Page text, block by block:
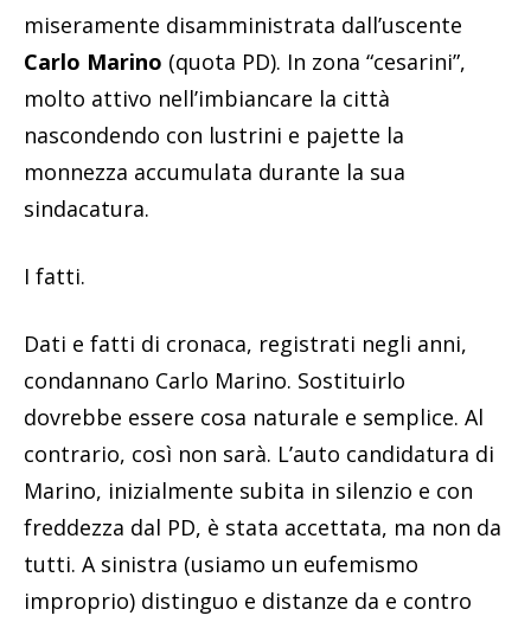
miseramente disamministrata dall’uscente
Carlo Marino (quota PD). In zona “cesarini”,
molto attivo nell’imbiancare la città
nascondendo con lustrini e pajette la
monnezza accumulata durante la sua
sindacatura.
I fatti.
Dati e fatti di cronaca, registrati negli anni,
condannano Carlo Marino. Sostituirlo
dovrebbe essere cosa naturale e semplice. Al
contrario, così non sarà. L’auto candidatura di
Marino, inizialmente subita in silenzio e con
freddezza dal PD, è stata accettata, ma non da
tutti. A sinistra (usiamo un eufemismo
improprio) distinguo e distanze da e contro